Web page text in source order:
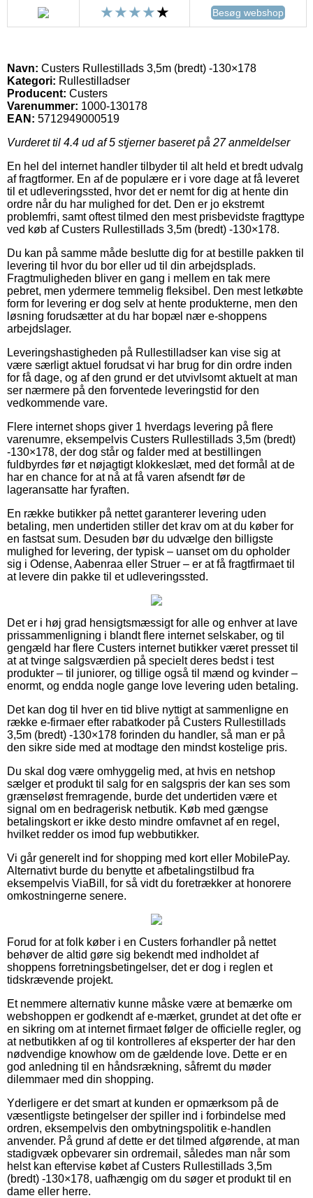
Besøg webshop
Navn: Custers Rullestillads 3,5m (bredt) -130×178
Kategori: Rullestilladser
Producent: Custers
Varenummer: 1000-130178
EAN: 5712949000519
Vurderet til 4.4 ud af 5 stjerner baseret på 27anmeldelser
En hel del internet handler tilbyder til alt held et bredt udvalg
af fragtformer. En af de populære er i vore dage at få leveret
til et udleveringssted, hvor det er nemt for dig at hente din
ordre når du har mulighed for det. Den er jo ekstremt
problemfri, samt oftest tilmed den mest prisbevidste fragttype
ved køb af Custers Rullestillads 3,5m (bredt) -130×178.
Du kan på samme måde beslutte dig for at bestille pakken til
levering til hvor du bor eller ud til din arbejdsplads.
Fragtmuligheden bliver en gang i mellem en tak mere
pebret, men ydermere temmelig fleksibel. Den mest letkøbte
form for levering er dog selv at hente produkterne, men den
løsning forudsætter at du har bopæl nær e-shoppens
arbejdslager.
Leveringshastigheden på Rullestilladser kan vise sig at
være særligt aktuel forudsat vi har brug for din ordre inden
for få dage, og af den grund er det utvivlsomt aktuelt at man
ser nærmere på den forventede leveringstid for den
vedkommende vare.
Flere internet shops giver 1 hverdags levering på flere
varenumre, eksempelvis Custers Rullestillads 3,5m (bredt)
-130×178, der dog står og falder med at bestillingen
fuldbyrdes før et nøjagtigt klokkeslæt, med det formål at de
har en chance for at nå at få varen afsendt før de
lageransatte har fyraften.
En række butikker på nettet garanterer levering uden
betaling, men undertiden stiller det krav om at du køber for
en fastsat sum. Desuden bør du udvælge den billigste
mulighed for levering, der typisk – uanset om du opholder
sig i Odense, Aabenraa eller Struer – er at få fragtfirmaet til
at levere din pakke til et udleveringssted.
Det er i høj grad hensigtsmæssigt for alle og enhver at lave
prissammenligning i blandt flere internet selskaber, og til
gengæld har flere Custers internet butikker været presset til
at at tvinge salgsværdien på specielt deres bedst i test
produkter – til juniorer, og tillige også til mænd og kvinder –
enormt, og endda nogle gange love levering uden betaling.
Det kan dog til hver en tid blive nyttigt at sammenligne en
række e-firmaer efter rabatkoder på Custers Rullestillads
3,5m (bredt) -130×178 forinden du handler, så man er på
den sikre side med at modtage den mindst kostelige pris.
Du skal dog være omhyggelig med, at hvis en netshop
sælger et produkt til salg for en salgspris der kan ses som
grænseløst fremragende, burde det undertiden være et
signal om en bedragerisk netbutik. Køb med gængse
betalingskort er ikke desto mindre omfavnet af en regel,
hvilket redder os imod fup webbutikker.
Vi går generelt ind for shopping med kort eller MobilePay.
Alternativt burde du benytte et afbetalingstilbud fra
eksempelvis ViaBill, for så vidt du foretrækker at honorere
omkostningerne senere.
Forud for at folk køber i en Custers forhandler på nettet
behøver de altid gøre sig bekendt med indholdet af
shoppens forretningsbetingelser, det er dog i reglen et
tidskrævende projekt.
Et nemmere alternativ kunne måske være at bemærke om
webshoppen er godkendt af e-mærket, grundet at det ofte er
en sikring om at internet firmaet følger de officielle regler, og
at netbutikken af og til kontrolleres af eksperter der har den
nødvendige knowhow om de gældende love. Dette er en
god anledning til en håndsrækning, såfremt du møder
dilemmaer med din shopping.
Yderligere er det smart at kunden er opmærksom på de
væsentligste betingelser der spiller ind i forbindelse med
ordren, eksempelvis den ombytningspolitik e-handlen
anvender. På grund af dette er det tilmed afgørende, at man
stadigvæk opbevarer sin ordremail, således man når som
helst kan eftervise købet af Custers Rullestillads 3,5m
(bredt) -130×178, uafhængig om du søger et produkt til en
dame eller herre.